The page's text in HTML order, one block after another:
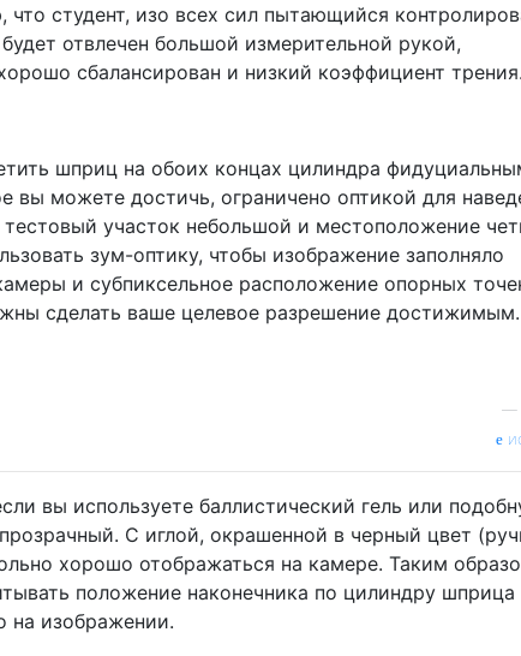
студент, изо всех сил пытающийся
отвлечен большой измерительной рукой,
сбалансирован и низкий коэффициент трения.
шприц на обоих концах цилиндра
вы можете достичь, ограничено оптикой для
участок небольшой и местоположение
зум-оптику, чтобы изображение заполняло
и субпиксельное расположение опорных
сделать ваше целевое разрешение достижимым.
—
вы используете баллистический гель или
С иглой, окрашенной в черный цвет
хорошо отображаться на камере. Таким
положение наконечника по цилиндру
на изображении.